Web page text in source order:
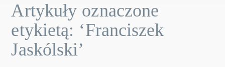
Artykuły oznaczone
etykietą: ‘Franciszek
Jaskólski’